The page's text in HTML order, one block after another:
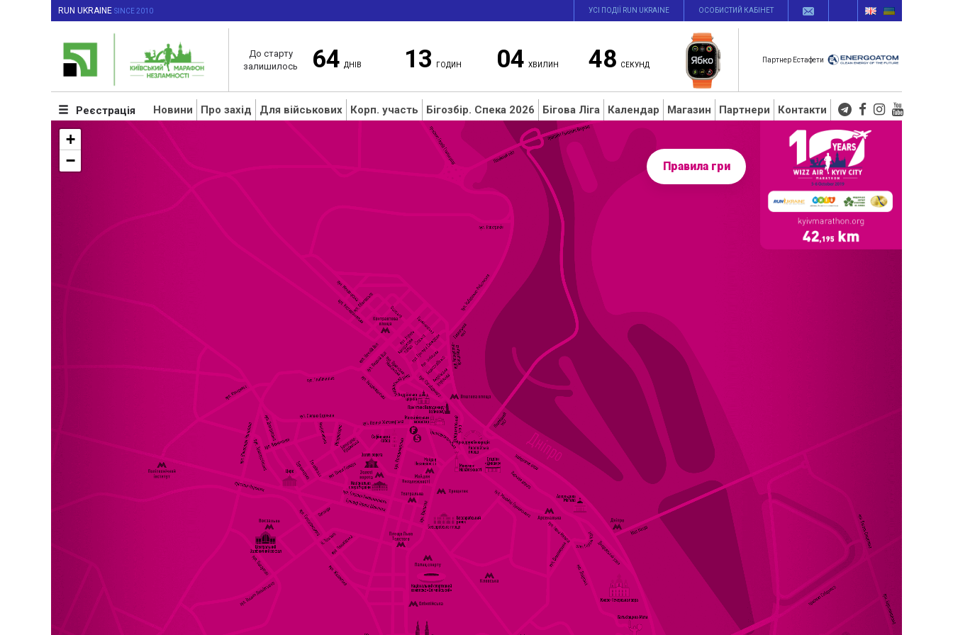
RUN UKRAINE SINCE 2010 УСІ ПОДІЇ RUN UKRAINE ОСОБИСТИЙ КАБІНЕТ
До старту
залишилось
64ДНІВ 13ГОДИН 04ХВИЛИН 48СЕКУНД
Партнер Естафети
Реєстрація Новини Про захід Для військових Корп. участь Бігозбір. Спека 2026 Бігова Ліга Календар Магазин Партнери Контакти
Правила гри
+
−